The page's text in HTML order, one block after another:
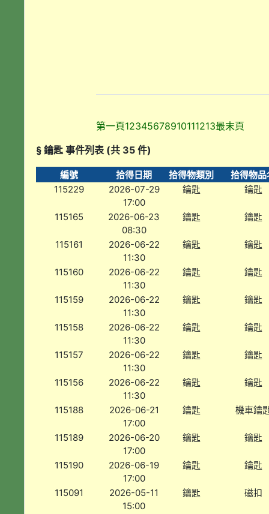
第一頁12345678910111213最末頁
§ 鑰匙 事件列表 (共 35 件)
編號 拾得日期 拾得物類別
拾得物品
115229
2026-07-29
17:00
鑰匙 鑰匙
115165
2026-06-23
08:30
鑰匙 鑰匙
115161
2026-06-22
11:30
鑰匙 鑰匙
115160
2026-06-22
11:30
鑰匙 鑰匙
115159
2026-06-22
11:30
鑰匙 鑰匙
115158
2026-06-22
11:30
鑰匙 鑰匙
115157
2026-06-22
11:30
鑰匙 鑰匙
115156
2026-06-22
11:30
鑰匙 鑰匙
115188
2026-06-21
17:00
鑰匙 機車鑰
115189
2026-06-20
17:00
鑰匙 鑰匙
115190
2026-06-19
17:00
鑰匙 鑰匙
115091
2026-05-11
15:00
鑰匙 磁扣